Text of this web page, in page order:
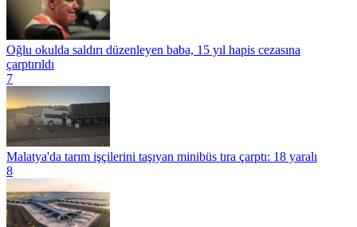
Oğlu okulda saldırı düzenleyen baba, 15 yıl hapis cezasına
çarptırıldı
7
Malatya'da tarım işçilerini taşıyan minibüs tıra çarptı: 18 yaralı
8